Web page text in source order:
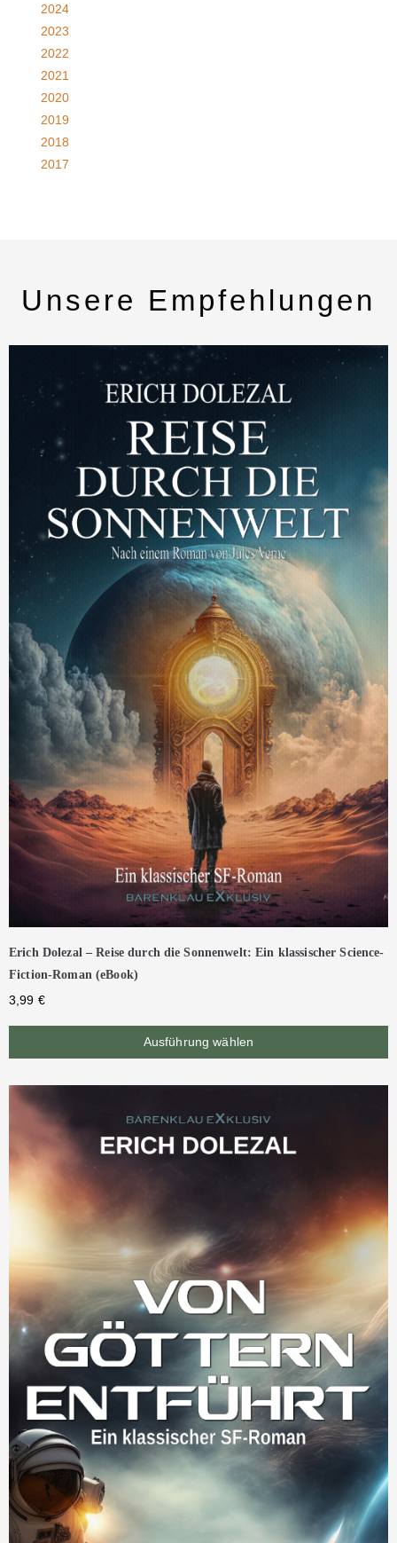
2024
2023
2022
2021
2020
2019
2018
2017
Unsere Empfehlungen
Erich Dolezal – Reise durch die Sonnenwelt: Ein klassischer Science-
Fiction-Roman (eBook)
3,99 €
Ausführung wählen